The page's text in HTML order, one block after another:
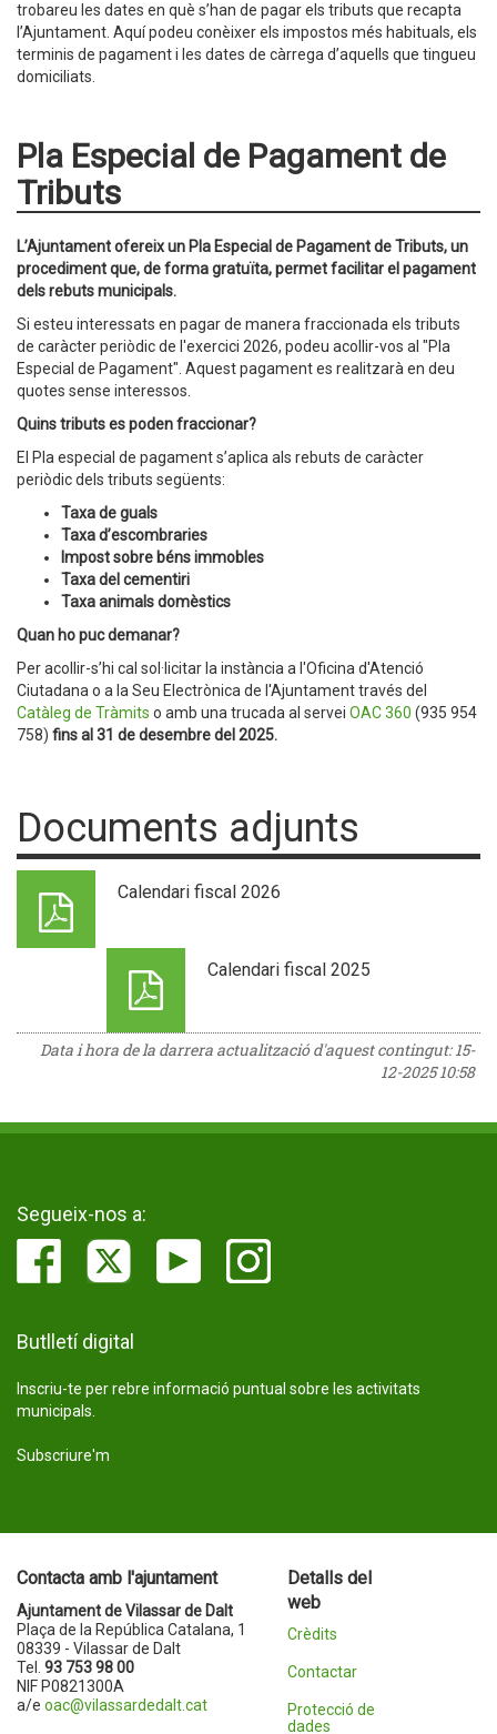
trobareu les dates en què s’han de pagar els tributs que recapta
l’Ajuntament. Aquí podeu conèixer els impostos més habituals, els
terminis de pagament i les dates de càrrega d’aquells que tingueu
domiciliats.
Pla Especial de Pagament de
Tributs
L’Ajuntament ofereix un Pla Especial de Pagament de Tributs, un
procediment que, de forma gratuïta, permet facilitar el pagament
dels rebuts municipals.
Si esteu interessats en pagar de manera fraccionada els tributs
de caràcter periòdic de l'exercici 2026, podeu acollir-vos al "Pla
Especial de Pagament". Aquest pagament es realitzarà en deu
quotes sense interessos.
Quins tributs es poden fraccionar?
El Pla especial de pagament s’aplica als rebuts de caràcter
periòdic dels tributs següents:
Taxa de guals
Taxa d’escombraries
Impost sobre béns immobles
Taxa del cementiri
Taxa animals domèstics
Quan ho puc demanar?
Per acollir-s’hi cal sol·licitar la instància a l'Oficina d'Atenció
Ciutadana o a la Seu Electrònica de l'Ajuntament través del
Catàleg de Tràmits o amb una trucada al servei OAC 360 (935 954
758) fins al 31 de desembre del 2025.
Documents adjunts
Calendari fiscal 2026
Calendari fiscal 2025
Data i hora de la darrera actualització d'aquest contingut:15-
12-2025 10:58
Segueix-nos a:
Butlletí digital
Inscriu-te per rebre informació puntual sobre les activitats
municipals.
Subscriure'm
Contacta amb l'ajuntament
Ajuntament de Vilassar de Dalt
Plaça de la República Catalana, 1
08339 - Vilassar de Dalt
Tel. 93 753 98 00
NIF P0821300A
a/e oac@vilassardedalt.cat
Detalls del
web
Crèdits
Contactar
Protecció de
dades